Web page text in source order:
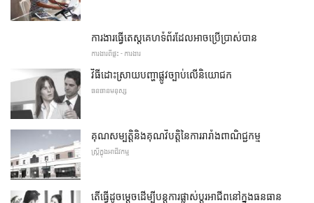
ការងារធ្វើតេស្តគេហទំព័រដែលអាចប្រើប្រាស់បាន
ការងារពីផ្ទះ - ការងារ
វិធីដោះស្រាយបញ្ហាផ្លូវច្បាប់លើនិយោជក
ធនធានមនុស្ស
គុណសម្បត្តិនិងគុណវិបត្តិនៃការរារាំងពាណិជ្ជកម្ម
ស្ត្រីក្នុងអាជីវកម្ម
តើធ្វើដូចម្តេចដើម្បីបន្តការផ្លាស់ប្តូរអាជីពនៅក្នុងធនធាន